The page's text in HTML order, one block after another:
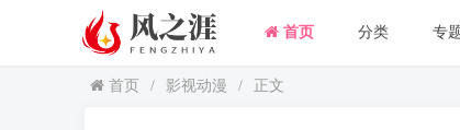
首页 分类 专
首页 / 影视动漫 / 正文